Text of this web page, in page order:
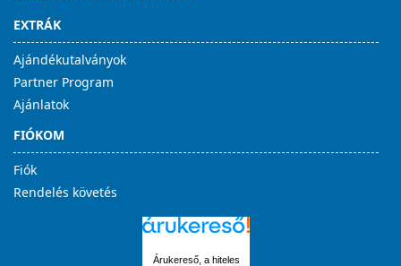
EXTRÁK
Ajándékutalványok
Partner Program
Ajánlatok
FIÓKOM
Fiók
Rendelés követés
Árukereső, a hiteles